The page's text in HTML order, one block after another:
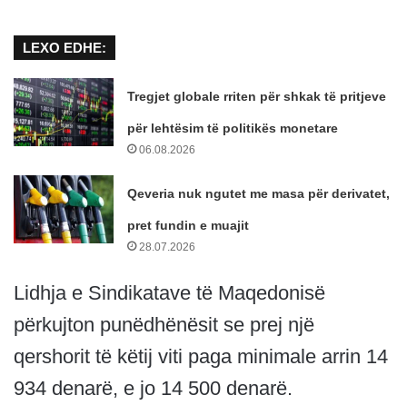
LEXO EDHE:
Tregjet globale rriten për shkak të pritjeve
për lehtësim të politikës monetare
06.08.2026
Qeveria nuk ngutet me masa për derivatet,
pret fundin e muajit
28.07.2026
Lidhja e Sindikatave të Maqedonisë
përkujton punëdhënësit se prej një
qershorit të këtij viti paga minimale arrin 14
934 denarë, e jo 14 500 denarë.